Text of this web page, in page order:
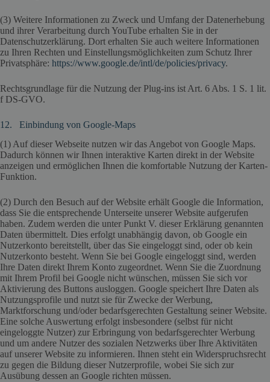
(3) Weitere Informationen zu Zweck und Umfang der Datenerhebung
und ihrer Verarbeitung durch YouTube erhalten Sie in der
Datenschutzerklärung. Dort erhalten Sie auch weitere Informationen
zu Ihren Rechten und Einstellungsmöglichkeiten zum Schutz Ihrer
Privatsphäre: https://www.google.de/intl/de/policies/privacy.
Rechtsgrundlage für die Nutzung der Plug-ins ist Art. 6 Abs. 1 S. 1 lit.
f DS-GVO.
12. Einbindung von Google-Maps
(1) Auf dieser Webseite nutzen wir das Angebot von Google Maps.
Dadurch können wir Ihnen interaktive Karten direkt in der Website
anzeigen und ermöglichen Ihnen die komfortable Nutzung der Karten-
Funktion.
(2) Durch den Besuch auf der Website erhält Google die Information,
dass Sie die entsprechende Unterseite unserer Website aufgerufen
haben. Zudem werden die unter Punkt V. dieser Erklärung genannten
Daten übermittelt. Dies erfolgt unabhängig davon, ob Google ein
Nutzerkonto bereitstellt, über das Sie eingeloggt sind, oder ob kein
Nutzerkonto besteht. Wenn Sie bei Google eingeloggt sind, werden
Ihre Daten direkt Ihrem Konto zugeordnet. Wenn Sie die Zuordnung
mit Ihrem Profil bei Google nicht wünschen, müssen Sie sich vor
Aktivierung des Buttons ausloggen. Google speichert Ihre Daten als
Nutzungsprofile und nutzt sie für Zwecke der Werbung,
Marktforschung und/oder bedarfsgerechten Gestaltung seiner Website.
Eine solche Auswertung erfolgt insbesondere (selbst für nicht
eingeloggte Nutzer) zur Erbringung von bedarfsgerechter Werbung
und um andere Nutzer des sozialen Netzwerks über Ihre Aktivitäten
auf unserer Website zu informieren. Ihnen steht ein Widerspruchsrecht
zu gegen die Bildung dieser Nutzerprofile, wobei Sie sich zur
Ausübung dessen an Google richten müssen.